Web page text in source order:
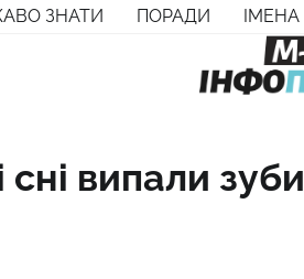
ЗНАТИ ПОРАДИ ІМЕНА
випали зуби